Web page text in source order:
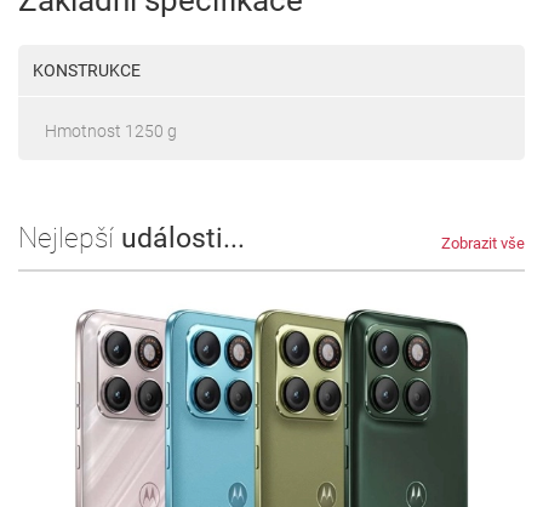
KONSTRUKCE
Hmotnost 1250 g
Nejlepší události... Zobrazit vše